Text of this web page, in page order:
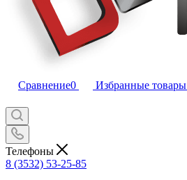
Сравнение0 Избранные товары
Телефоны
8 (3532) 53-25-85